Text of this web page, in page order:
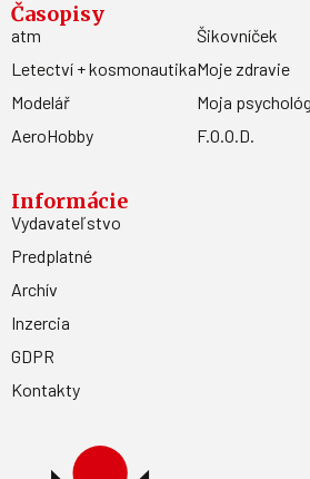
Časopisy
atm
Letectví + kosmonautika
Modelář
AeroHobby
Šikovníček
Moje zdravie
Moja
F.O.O.D.
Informácie
Vydavateľstvo
Predplatné
Archív
Inzercia
GDPR
Kontakty